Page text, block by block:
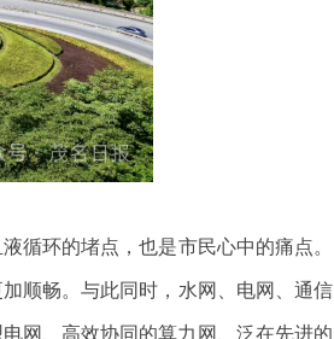
循环的堵点，也是市民心中的痛点。
顺畅。与此同时，水网、电网、通信
网、高效协同的算力网、泛在先进的